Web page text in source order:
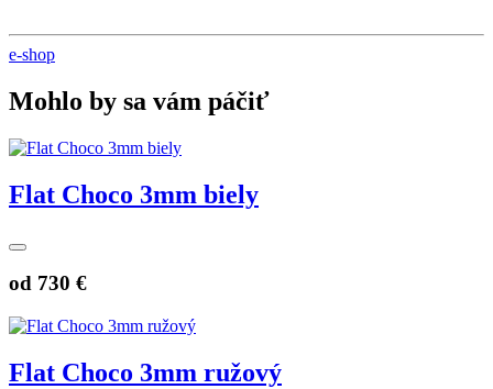
e-shop
Mohlo by sa vám páčiť
Flat Choco 3mm biely
od 730 €
Flat Choco 3mm ružový